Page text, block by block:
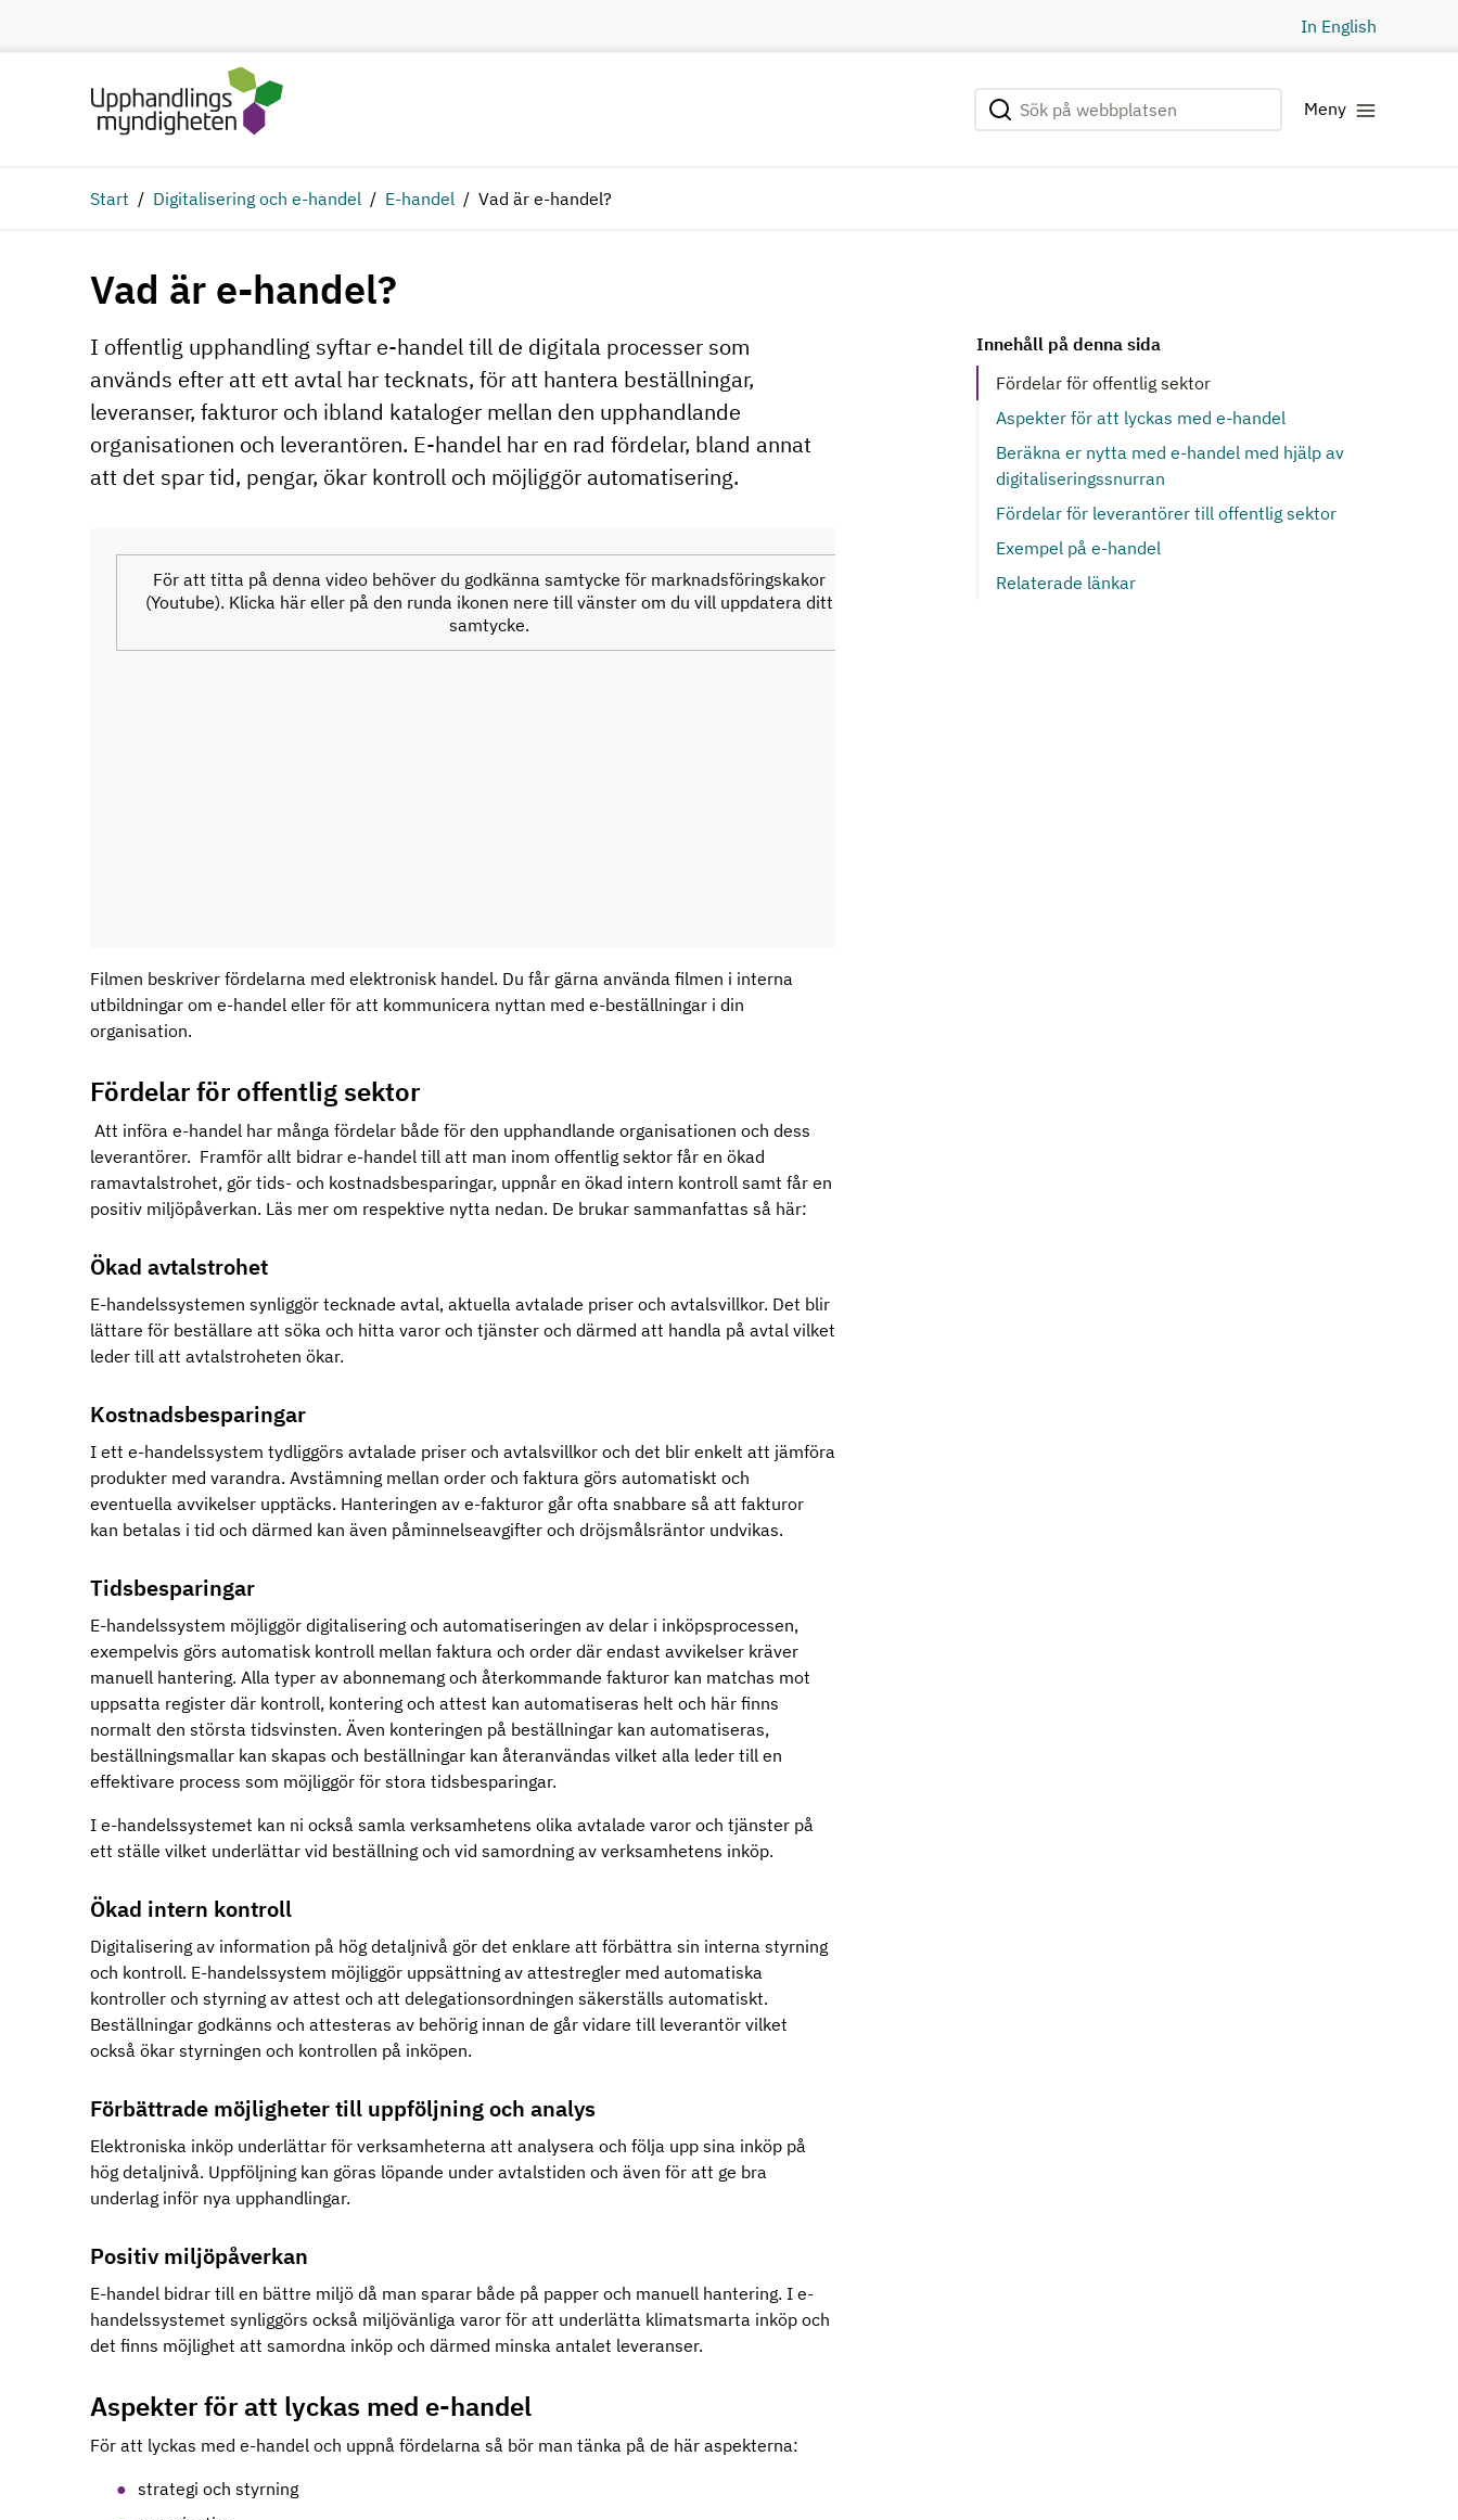
In English
Sök på webbplatsen
Genomför sökning Meny
Start Digitalisering och e-handel E-handel Vad är e-handel?
Vad är e-handel?
Innehåll på denna sida
Fördelar för offentlig sektor
Aspekter för att lyckas med e-handel
Beräkna er nytta med e-handel med hjälp av
digitaliseringssnurran
Fördelar för leverantörer till offentlig sektor
Exempel på e-handel
Relaterade länkar
I offentlig upphandling syftar e-handel till de digitala processer som
används efter att ett avtal har tecknats, för att hantera beställningar,
leveranser, fakturor och ibland kataloger mellan den upphandlande
organisationen och leverantören. E-handel har en rad fördelar, bland annat
att det spar tid, pengar, ökar kontroll och möjliggör automatisering.
För att titta på denna video behöver du godkänna samtycke för marknadsföringskakor
(Youtube). Klicka här eller på den runda ikonen nere till vänster om du vill uppdatera ditt
samtycke.
Filmen beskriver fördelarna med elektronisk handel. Du får gärna använda filmen i interna
utbildningar om e-handel eller för att kommunicera nyttan med e-beställningar i din
organisation.
Fördelar för offentlig sektor
Att införa e-handel har många fördelar både för den upphandlande organisationen och dess
leverantörer. Framför allt bidrar e-handel till att man inom offentlig sektor får en ökad
ramavtalstrohet, gör tids- och kostnadsbesparingar, uppnår en ökad intern kontroll samt får en
positiv miljöpåverkan. Läs mer om respektive nytta nedan. De brukar sammanfattas så här:
Ökad avtalstrohet
E-handelssystemen synliggör tecknade avtal, aktuella avtalade priser och avtalsvillkor. Det blir
lättare för beställare att söka och hitta varor och tjänster och därmed att handla på avtal vilket
leder till att avtalstroheten ökar.
Kostnadsbesparingar
I ett e-handelssystem tydliggörs avtalade priser och avtalsvillkor och det blir enkelt att jämföra
produkter med varandra. Avstämning mellan order och faktura görs automatiskt och
eventuella avvikelser upptäcks. Hanteringen av e-fakturor går ofta snabbare så att fakturor
kan betalas i tid och därmed kan även påminnelseavgifter och dröjsmålsräntor undvikas.
Tidsbesparingar
E-handelssystem möjliggör digitalisering och automatiseringen av delar i inköpsprocessen,
exempelvis görs automatisk kontroll mellan faktura och order där endast avvikelser kräver
manuell hantering. Alla typer av abonnemang och återkommande fakturor kan matchas mot
uppsatta register där kontroll, kontering och attest kan automatiseras helt och här finns
normalt den största tidsvinsten. Även konteringen på beställningar kan automatiseras,
beställningsmallar kan skapas och beställningar kan återanvändas vilket alla leder till en
effektivare process som möjliggör för stora tidsbesparingar.
I e-handelssystemet kan ni också samla verksamhetens olika avtalade varor och tjänster på
ett ställe vilket underlättar vid beställning och vid samordning av verksamhetens inköp.
Ökad intern kontroll
Digitalisering av information på hög detaljnivå gör det enklare att förbättra sin interna styrning
och kontroll. E-handelssystem möjliggör uppsättning av attestregler med automatiska
kontroller och styrning av attest och att delegationsordningen säkerställs automatiskt.
Beställningar godkänns och attesteras av behörig innan de går vidare till leverantör vilket
också ökar styrningen och kontrollen på inköpen.
Förbättrade möjligheter till uppföljning och analys
Elektroniska inköp underlättar för verksamheterna att analysera och följa upp sina inköp på
hög detaljnivå. Uppföljning kan göras löpande under avtalstiden och även för att ge bra
underlag inför nya upphandlingar.
Positiv miljöpåverkan
E-handel bidrar till en bättre miljö då man sparar både på papper och manuell hantering. I e-
handelssystemet synliggörs också miljövänliga varor för att underlätta klimatsmarta inköp och
det finns möjlighet att samordna inköp och därmed minska antalet leveranser.
Aspekter för att lyckas med e-handel
För att lyckas med e-handel och uppnå fördelarna så bör man tänka på de här aspekterna:
strategi och styrning